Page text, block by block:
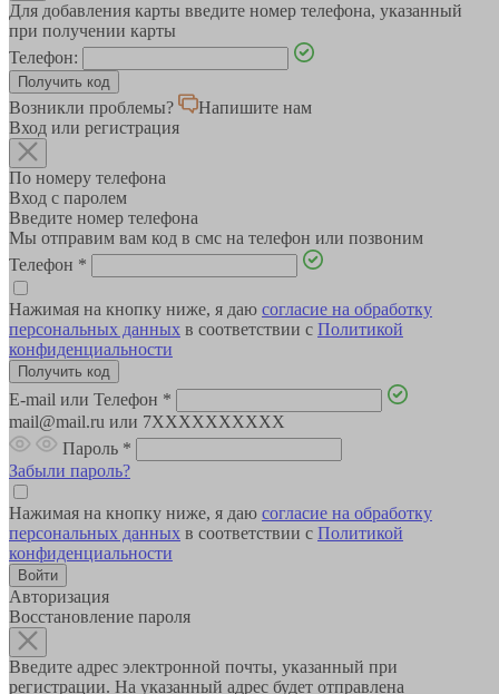
Для добавления карты введите номер телефона, указанный
при получении карты
Телефон:
Возникли проблемы?
Напишите нам
Вход или регистрация
По номеру телефона
Вход с паролем
Введите номер телефона
Мы отправим вам код в смс на телефон или позвоним
Телефон *
Нажимая на кнопку ниже, я даю согласие на обработку
персональных данных в соответствии с Политикой
конфиденциальности
E-mail или Телефон *
mail@mail.ru или 7XXXXXXXXXX
Пароль *
Забыли пароль?
Нажимая на кнопку ниже, я даю согласие на обработку
персональных данных в соответствии с Политикой
конфиденциальности
Авторизация
Восстановление пароля
Введите адрес электронной почты, указанный при
регистрации. На указанный адрес будет отправлена